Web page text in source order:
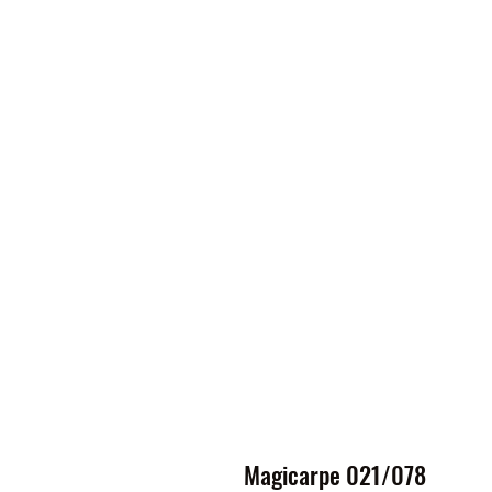
Magicarpe 021/078